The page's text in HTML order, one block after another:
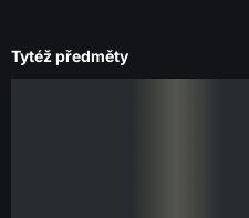
Tytéž předměty